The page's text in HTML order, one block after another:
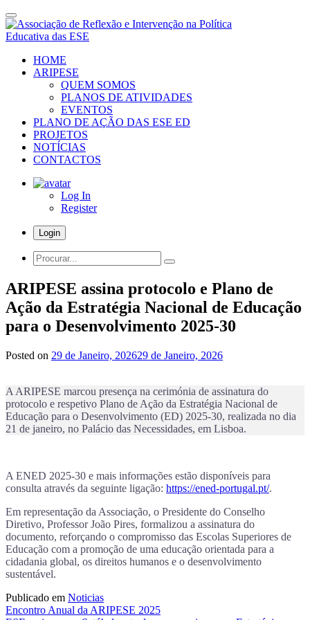
Skip
to
main
HOME
ARIPESE
QUEM SOMOS
PLANOS DE ATIVIDADES
EVENTOS
PLANO DE AÇÃO DAS ESE ED
PROJETOS
NOTÍCIAS
CONTACTOS
Log In
Register
Login
Procurar...
ARIPES​E assina protocolo e Plano de
Ação da Estratégia Nacional de Educação
para o Desenvolvimento 2025-30
Posted on 29 de Janeiro, 202629 de Janeiro, 2026
A ARIPESE marcou presença na cerimónia de assinatura do
protocolo e respetivo Plano de Ação da Estratégia Nacional de
Educação para o Desenvolvimento (ED) 2025‑30, realizada no dia
21 de janeiro, no Palácio das Necessidades, em Lisboa.
A ENED 2025-30 e mais informações estão disponíveis para
consulta através da seguinte ligação: https://ened-portugal.pt/.
Em representação da Associação, o Presidente do Conselho
Diretivo, Professor João Pires, formalizou a assinatura do
documento, reforçando o compromisso das Escolas Superiores de
Educação com a promoção de uma educação orientada para a
cidadania global, os direitos humanos e o desenvolvimento
sustentável.
Publicado em Noticias
Navegação
Encontro Anual da ARIPESE 2025